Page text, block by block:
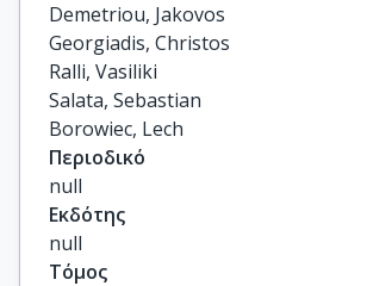
Demetriou, Jakovos
Georgiadis, Christos
Ralli, Vasiliki
Salata, Sebastian
Borowiec, Lech
Περιοδικό
null
Εκδότης
null
Τόμος